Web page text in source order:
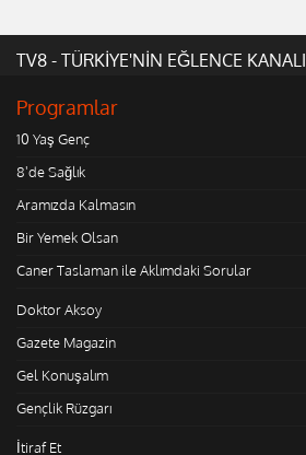
TV8 - TÜRKİYE'NİN EĞLENCE KANALI
Programlar
10 Yaş Genç
8'de Sağlık
Aramızda Kalmasın
Bir Yemek Olsan
Caner Taslaman ile Aklımdaki Sorular
Doktor Aksoy
Gazete Magazin
Gel Konuşalım
Gençlik Rüzgarı
İtiraf Et